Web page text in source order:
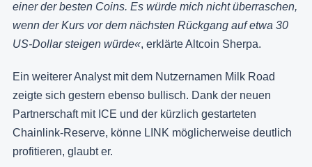
einer der besten Coins. Es würde mich nicht überraschen,
wenn der Kurs vor dem nächsten Rückgang auf etwa 30
US-Dollar steigen würde«, erklärte Altcoin Sherpa.
Ein weiterer Analyst mit dem Nutzernamen Milk Road
zeigte sich gestern ebenso bullisch. Dank der neuen
Partnerschaft mit ICE und der kürzlich gestarteten
Chainlink-Reserve, könne LINK möglicherweise deutlich
profitieren, glaubt er.